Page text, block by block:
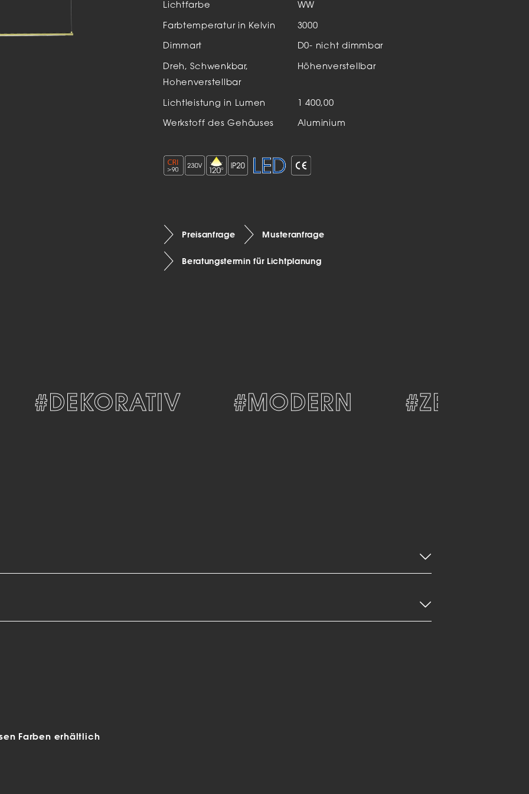
Außenleuchten
LED
Schienensysteme
Einbauleuchten
Zubehör
Lichtfarbe WW
Farbtemperatur in Kelvin 3000
Dimmart D0- nicht dimmbar
Dreh, Schwenkbar,
Hohenverstellbar
Höhenverstellbar
Lichtleistung in Lumen 1 400,00
Werkstoff des Gehäuses Aluminium
Preisanfrage Musteranfrage
Beratungstermin für Lichtplanung
#DEKORATIV #MODERN #ZEITLOS
Farben erhältlich